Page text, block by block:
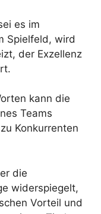
es im
Spielfeld, wird
der Exzellenz
kann die
Teams
Konkurrenten
die
widerspiegelt,
Vorteil und